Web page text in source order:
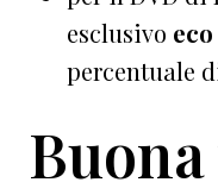
esclusivo
percentuale